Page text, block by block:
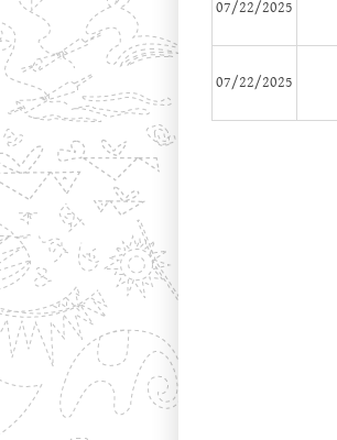
07/22/2025
07/22/2025